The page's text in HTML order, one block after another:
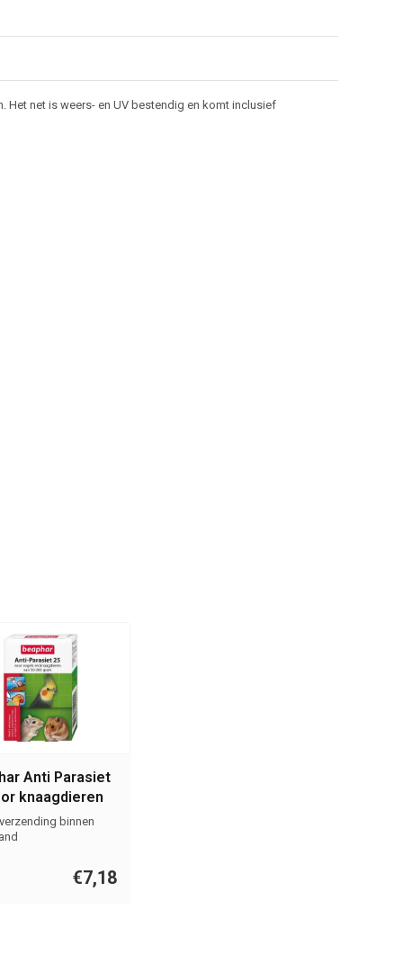
Het net is weers- en UV bestendig en komt inclusief
Anti Parasiet
knaagdieren
binnen
€7,18